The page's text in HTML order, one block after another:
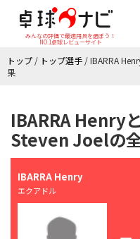
みんなの評価で最適用具を選ぼう！
NO.1卓球レビューサイト
トップ / トップ選手 /IBARRA
果
IBARRA Henry
Steven Joelの
IBARRA Henry
エクアドル